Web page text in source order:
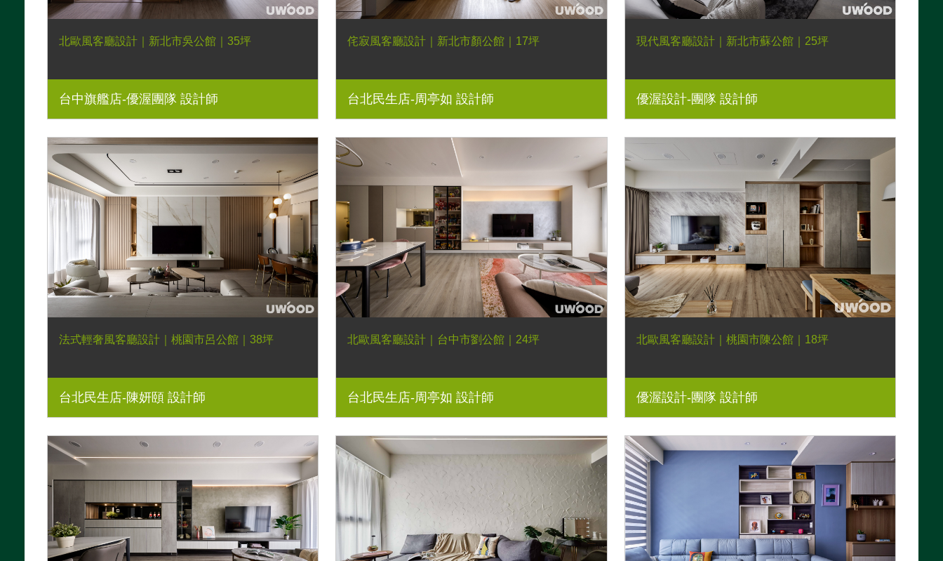
北歐風客廳設計｜新北市吳公館｜35坪
台中旗艦店-優渥團隊 設計師
侘寂風客廳設計｜新北市顏公館｜17坪
台北民生店-周亭如 設計師
現代風客廳設計｜新北市蘇公館｜25坪
優渥設計-團隊 設計師
法式輕奢風客廳設計｜桃園市呂公館｜38坪
台北民生店-陳妍頤 設計師
北歐風客廳設計｜台中市劉公館｜24坪
台北民生店-周亭如 設計師
北歐風客廳設計｜桃園市陳公館｜18坪
優渥設計-團隊 設計師